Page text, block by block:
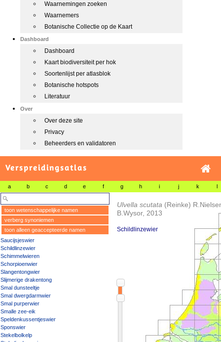
Waarnemingen zoeken
Waarnemers
Botanische Collectie op de Kaart
Dashboard
Dashboard
Kaart biodiversiteit per hok
Soortenlijst per atlasblok
Botanische hotspots
Literatuur
Over
Over deze site
Privacy
Beheerders en validatoren
Verspreidingsatlas
a b c d e f g h i j k l
toon wetenschappelijke namen
verberg synoniemen
toon alleen geaccepteerde namen
Saucijsjeswier
Schildlinzewier
Schimmelwieren
Schorpioenwier
Slangentongwier
Slijmerige drakentong
Smal dunsteeltje
Smal dwergdarmwier
Smal purperwier
Smalle zee-eik
Speldenkussentjeswier
Sponswier
Stekelbolkelp
Ulvella scutata (Reinke)
B.Wysor, 2013
Schildlinzewier